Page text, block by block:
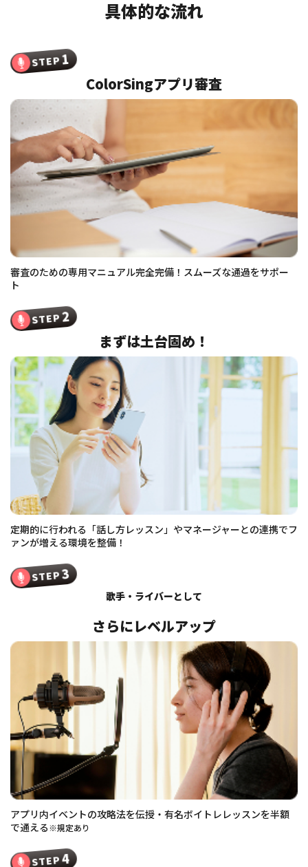
具体的な流れ
STEP1
ColorSingアプリ審査
審査のための専用マニュアル完全完備！スムーズな通過をサポー
ト
STEP2
まずは土台固め！
定期的に行われる「話し方レッスン」やマネージャーとの連携でフ
ァンが増える環境を整備！
STEP3
歌手・ライバーとして
さらにレベルアップ
アプリ内イベントの攻略法を伝授・有名ボイトレレッスンを半額
で通える※規定あり
STEP4